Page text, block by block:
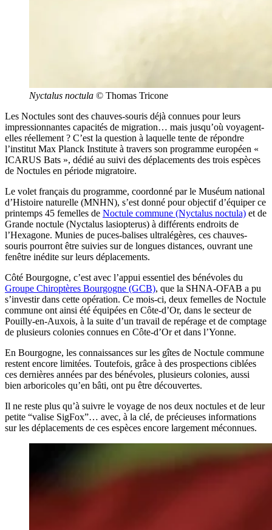
Nyctalus noctula © Thomas Tricone
Les Noctules sont des chauves-souris déjà connues pour leurs
impressionnantes capacités de migration… mais jusqu’où voyagent-
elles réellement ? C’est la question à laquelle tente de répondre
l’institut Max Planck Institute à travers son programme européen «
ICARUS Bats », dédié au suivi des déplacements des trois espèces
de Noctules en période migratoire.
Le volet français du programme, coordonné par le Muséum national
d’Histoire naturelle (MNHN), s’est donné pour objectif d’équiper ce
printemps 45 femelles de Noctule commune (Nyctalus noctula) et de
Grande noctule (Nyctalus lasiopterus) à différents endroits de
l’Hexagone. Munies de puces-balises ultralégères, ces chauves-
souris pourront être suivies sur de longues distances, ouvrant une
fenêtre inédite sur leurs déplacements.
Côté Bourgogne, c’est avec l’appui essentiel des bénévoles du
Groupe Chiroptères Bourgogne (GCB), que la SHNA-OFAB a pu
s’investir dans cette opération. Ce mois-ci, deux femelles de Noctule
commune ont ainsi été équipées en Côte-d’Or, dans le secteur de
Pouilly-en-Auxois, à la suite d’un travail de repérage et de comptage
de plusieurs colonies connues en Côte-d’Or et dans l’Yonne.
En Bourgogne, les connaissances sur les gîtes de Noctule commune
restent encore limitées. Toutefois, grâce à des prospections ciblées
ces dernières années par des bénévoles, plusieurs colonies, aussi
bien arboricoles qu’en bâti, ont pu être découvertes.
Il ne reste plus qu’à suivre le voyage de nos deux noctules et de leur
petite “valise SigFox”… avec, à la clé, de précieuses informations
sur les déplacements de ces espèces encore largement méconnues.